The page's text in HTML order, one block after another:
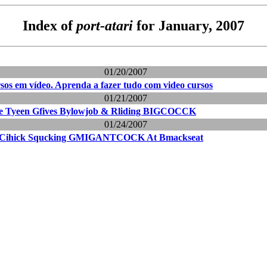
Index ofport-atari for January, 2007
01/20/2007
em vídeo. Aprenda a fazer tudo com video cursos
01/21/2007
Tyeen Gfives Bylowjob & Rliding BIGCOCCK
01/24/2007
Squcking GMIGANTCOCK At Bmackseat